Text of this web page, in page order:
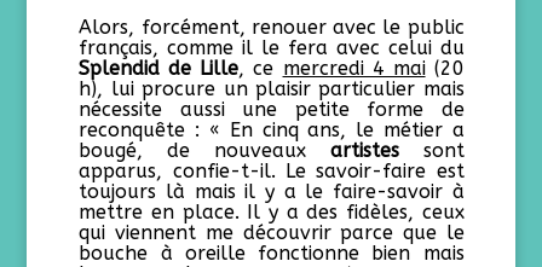
Alors, forcément, renouer avec le public
français, comme il le fera avec celui du
Splendid de Lille, ce mercredi 4 mai(20
h), lui procure un plaisir particulier mais
nécessite aussi une petite forme de
reconquête : « En cinq ans, le métier a
bougé, de nouveaux artistessont
apparus, confie-t-il. Le savoir-faire est
toujours là mais il y a le faire-savoir à
mettre en place. Il y a des fidèles, ceux
qui viennent me découvrir parce que le
bouche à oreille fonctionne bien mais